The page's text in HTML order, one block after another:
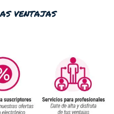
ventajas